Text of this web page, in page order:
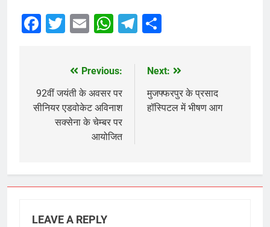
Facebook
Twitter
EmailWhatsApp
Telegram
navigation
Previous:
92वीं जयंती के अवसर पर
सीनियर एडवोकेट अविनाश
सक्सेना के चेम्बर पर
आयोजित
Next:
मुजफ्फरपुर के प्रसाद
हॉस्पिटल में भीषण आग
LEAVE A REPLY